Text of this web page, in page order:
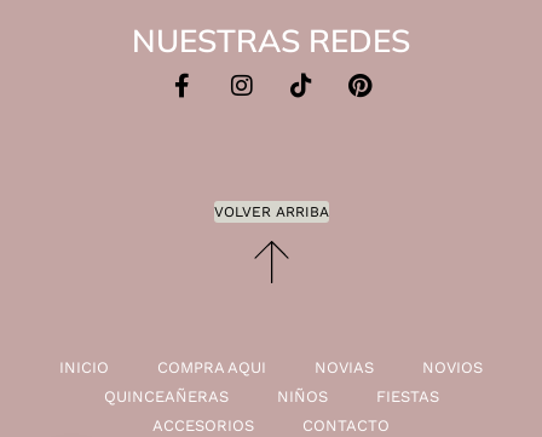
NUESTRAS REDES
VOLVER ARRIBA
INICIO COMPRA AQUI NOVIAS
NOVIOS
QUINCEAÑERAS
NIÑOS
FIESTAS
ACCESORIOS
CONTACTO